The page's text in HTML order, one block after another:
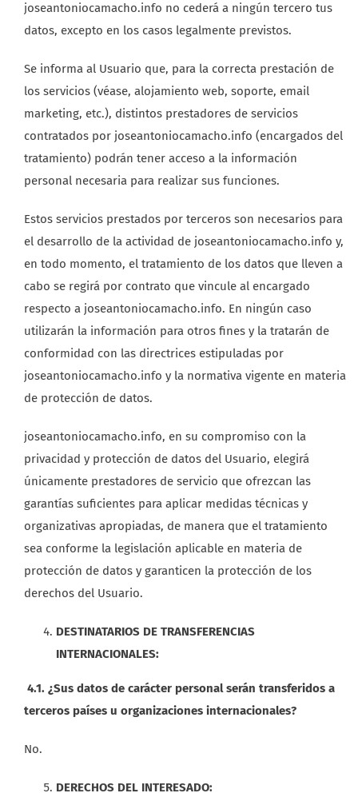
joseantoniocamacho.info no cederá a ningún tercero tus
datos, excepto en los casos legalmente previstos.
Se informa al Usuario que, para la correcta prestación de
los servicios (véase, alojamiento web, soporte, email
marketing, etc.), distintos prestadores de servicios
contratados por joseantoniocamacho.info (encargados del
tratamiento) podrán tener acceso a la información
personal necesaria para realizar sus funciones.
Estos servicios prestados por terceros son necesarios para
el desarrollo de la actividad de joseantoniocamacho.info y,
en todo momento, el tratamiento de los datos que lleven a
cabo se regirá por contrato que vincule al encargado
respecto a joseantoniocamacho.info. En ningún caso
utilizarán la información para otros fines y la tratarán de
conformidad con las directrices estipuladas por
joseantoniocamacho.info y la normativa vigente en materia
de protección de datos.
joseantoniocamacho.info, en su compromiso con la
privacidad y protección de datos del Usuario, elegirá
únicamente prestadores de servicio que ofrezcan las
garantías suficientes para aplicar medidas técnicas y
organizativas apropiadas, de manera que el tratamiento
sea conforme la legislación aplicable en materia de
protección de datos y garanticen la protección de los
derechos del Usuario.
DESTINATARIOS DE TRANSFERENCIAS
INTERNACIONALES:
4.1. ¿Sus datos de carácter personal serán transferidos a
terceros países u organizaciones internacionales?
No.
DERECHOS DEL INTERESADO: